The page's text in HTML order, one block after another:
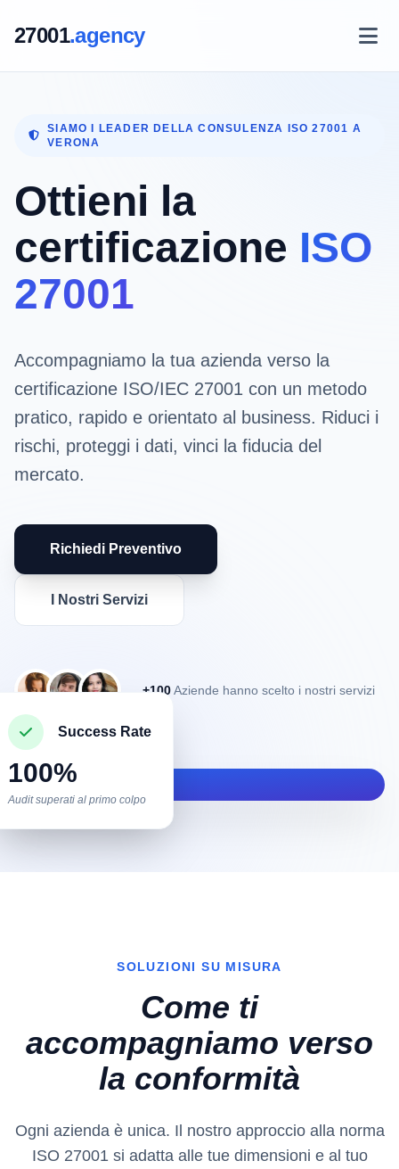
27001.agency
SIAMO I LEADER DELLA CONSULENZA ISO 27001 A
VERONA
Ottieni la
certificazione ISO
27001
Accompagniamo la tua azienda verso la
certificazione ISO/IEC 27001 con un metodo
pratico, rapido e orientato al business. Riduci i
rischi, proteggi i dati, vinci la fiducia del
mercato.
Richiedi Preventivo
I Nostri Servizi
+100Aziende hanno scelto i nostri servizi
Success Rate
100%
Audit superati al primo colpo
SOLUZIONI SU MISURA
Come ti
accompagniamo verso
la conformità
Ogni azienda è unica. Il nostro approccio alla norma
ISO 27001 si adatta alle tue dimensioni e al tuo